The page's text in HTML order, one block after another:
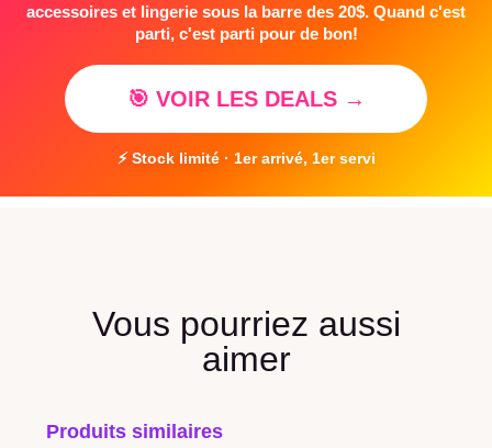
accessoires et lingerie sous la barre des 20$. Quand c'est
parti, c'est parti pour de bon!
🎯 VOIR LES DEALS →
⚡ Stock limité · 1er arrivé, 1er servi
Vous pourriez aussi
aimer
Produits similaires